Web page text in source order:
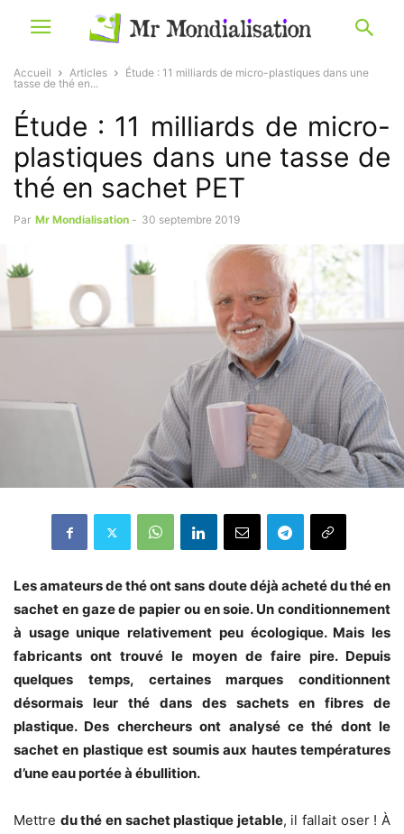
Accueil Articles
Étude : 11 milliards de micro-plastiques dans une
tasse de thé en...
Étude : 11 milliards de micro-
plastiques dans une tasse de
thé en sachet PET
Par Mr Mondialisation - 30 septembre 2019
Les amateurs de thé ont sans doute déjà acheté du thé en
sachet en gaze de papier ou en soie. Un conditionnement
à usage unique relativement peu écologique. Mais les
fabricants ont trouvé le moyen de faire pire. Depuis
quelques temps, certaines marques conditionnent
désormais leur thé dans des sachets en fibres de
plastique. Des chercheurs ont analysé ce thé dont le
sachet en plastique est soumis aux hautes températures
d’une eau portée à ébullition.
Mettre du thé en sachet plastique jetable, il fallait oser ! À